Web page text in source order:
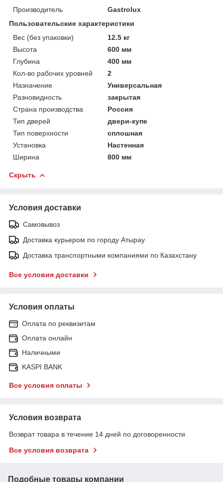
Производитель
Gastrolux
Пользовательские характеристики
Вес (без упаковки)
12.5 кг
Высота
600 мм
Глубина
400 мм
Кол-во рабочих уровней
2
Назначение
Универсальная
Разновидность
закрытая
Страна производства
Россия
Тип дверей
двери-купе
Тип поверхности
сплошная
Установка
Настенная
Ширина
800 мм
Скрыть
Условия доставки
Самовывоз
Доставка курьером по городу Атырау
Доставка транспортными компаниями по Казахстану
Все условия доставки
Условия оплаты
Оплата по реквизитам
Оплата онлайн
Наличными
KASPI BANK
Все условия оплаты
Условия возврата
Возврат товара в течение 14 дней по договоренности
Все условия возврата
Подобные товары компании